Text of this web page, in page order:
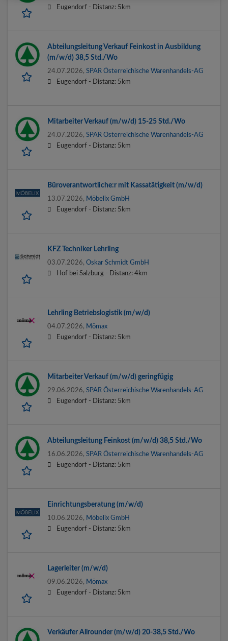
Eugendorf -
Distanz: 5km
Abteilungsleitung Verkauf Feinkost in Ausbildung
(m/w/d) 38,5 Std./Wo
24.07.2026, SPAR Österreichische Warenhandels-AG
Eugendorf -
Distanz: 5km
Mitarbeiter Verkauf (m/w/d) 15-25 Std./Wo
24.07.2026, SPAR Österreichische Warenhandels-AG
Eugendorf -
Distanz: 5km
Büroverantwortliche:r mit Kassatätigkeit (m/w/d)
13.07.2026, Möbelix GmbH
Eugendorf -
Distanz: 5km
KFZ Techniker Lehrling
03.07.2026, Oskar Schmidt GmbH
Hof bei Salzburg -
Distanz: 4km
Lehrling Betriebslogistik (m/w/d)
04.07.2026, Mömax
Eugendorf -
Distanz: 5km
Mitarbeiter Verkauf (m/w/d) geringfügig
29.06.2026, SPAR Österreichische Warenhandels-AG
Eugendorf -
Distanz: 5km
Abteilungsleitung Feinkost (m/w/d) 38,5 Std./Wo
16.06.2026, SPAR Österreichische Warenhandels-AG
Eugendorf -
Distanz: 5km
Einrichtungsberatung (m/w/d)
10.06.2026, Möbelix GmbH
Eugendorf -
Distanz: 5km
Lagerleiter (m/w/d)
09.06.2026, Mömax
Eugendorf -
Distanz: 5km
Verkäufer Allrounder (m/w/d) 20-38,5 Std./Wo